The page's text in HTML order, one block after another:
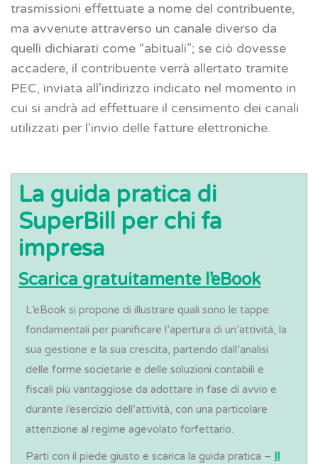
trasmissioni effettuate a nome del contribuente,
ma avvenute attraverso un canale diverso da
quelli dichiarati come “abituali”; se ciò dovesse
accadere, il contribuente verrà allertato tramite
PEC, inviata all’indirizzo indicato nel momento in
cui si andrà ad effettuare il censimento dei canali
utilizzati per l’invio delle fatture elettroniche.
La guida pratica di
SuperBill per chi fa
impresa
Scarica gratuitamente l’eBook
L’eBook si propone di illustrare quali sono le tappe
fondamentali per pianificare l’apertura di un’attività, la
sua gestione e la sua crescita, partendo dall’analisi
delle forme societarie e delle soluzioni contabili e
fiscali più vantaggiose da adottare in fase di avvio e
durante l’esercizio dell’attività, con una particolare
attenzione al regime agevolato forfettario.
Parti con il piede giusto e scarica la guida pratica – Il